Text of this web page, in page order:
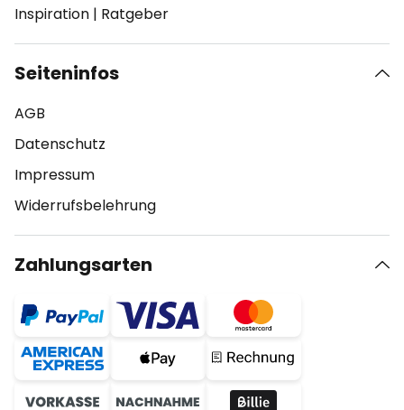
Inspiration | Ratgeber
Seiteninfos
AGB
Datenschutz
Impressum
Widerrufsbelehrung
Zahlungsarten